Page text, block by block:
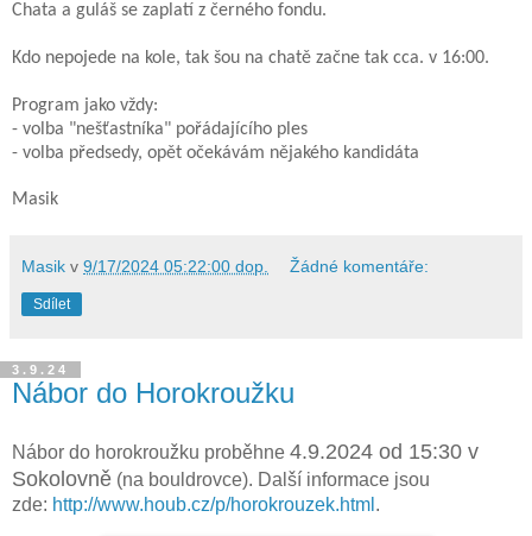
Chata a guláš se zaplatí z černého fondu.
Kdo nepojede na kole, tak šou na chatě začne tak cca. v 16:00.
Program jako vždy:
- volba "nešťastníka" pořádajícího ples
- volba předsedy, opět očekávám nějakého kandidáta
Masik
Masik v 9/17/2024 05:22:00 dop. Žádné komentáře:
Sdílet
3.9.24
Nábor do Horokroužku
Nábor do horokroužku proběhne 4.9.2024 od 15:30 v
Sokolovně (na bouldrovce). Další informace jsou
zde: http://www.houb.cz/p/horokrouzek.html .